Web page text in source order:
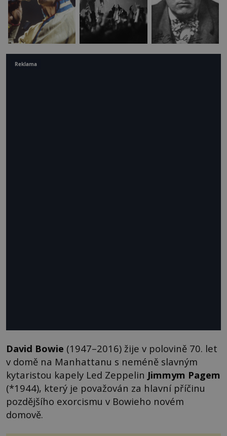
David Bowie (1947–2016) žije v polovině 70. let
v domě na Manhattanu s neméně slavným
kytaristou kapely Led Zeppelin Jimmym Pagem
(*1944), který je považován za hlavní příčinu
pozdějšího exorcismu v Bowieho novém
domově.
Reklama